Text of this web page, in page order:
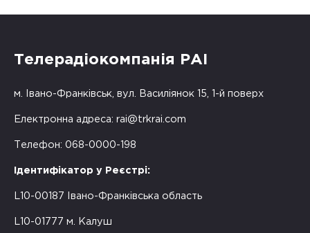
Телерадіокомпанія РАІ
м. Івано-Франківськ, вул. Василіянок 15, 1-й поверх
Електронна адреса: rai@trkrai.com
Телефон: 068-0000-198
Ідентифікатор у Реєстрі:
L10-00187 Івано-Франківська область
L10-01777 м. Калуш